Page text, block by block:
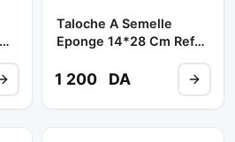
Taloche A Semelle
Eponge 14*28 Cm Ref
1 200 DA